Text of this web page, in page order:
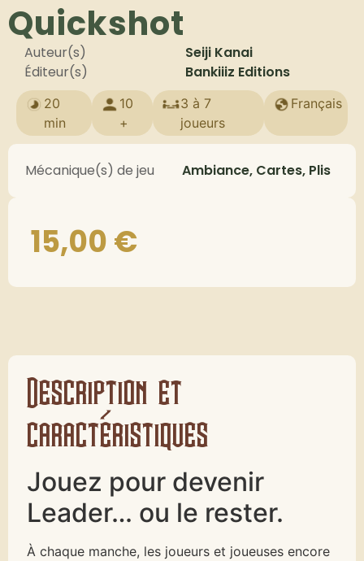
Quickshot
Auteur(s)
Seiji Kanai
Éditeur(s)
Bankiiiz Editions
20
min
10
+
3 à 7
joueurs
Français
Mécanique(s) de jeu Ambiance, Cartes, Plis
15,00€
Description et
caractéristiques
Jouez pour devenir
Leader… ou le rester.
À chaque manche, les joueurs et joueuses encore